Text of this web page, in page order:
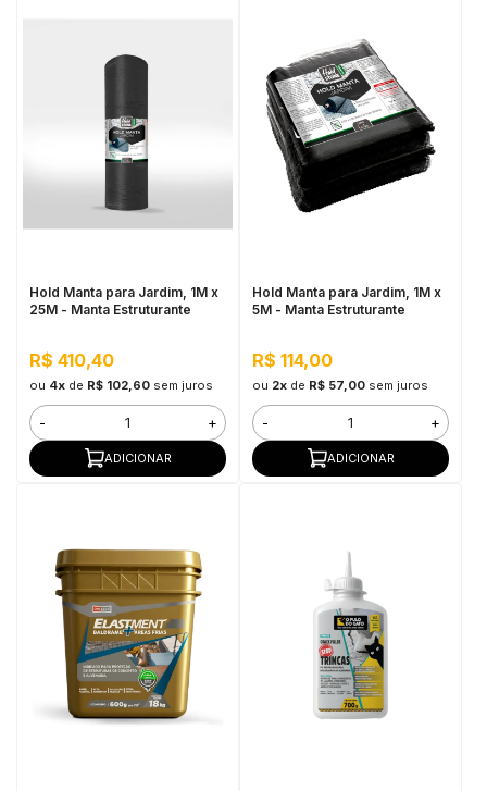
Hold Manta para Jardim, 1M x
25M - Manta Estruturante
R$ 410,40
ou 4xde R$ 102,60 sem juros
- +
ADICIONAR
Hold Manta para Jardim, 1M x
5M - Manta Estruturante
R$ 114,00
ou 2xde R$ 57,00 sem juros
- +
ADICIONAR